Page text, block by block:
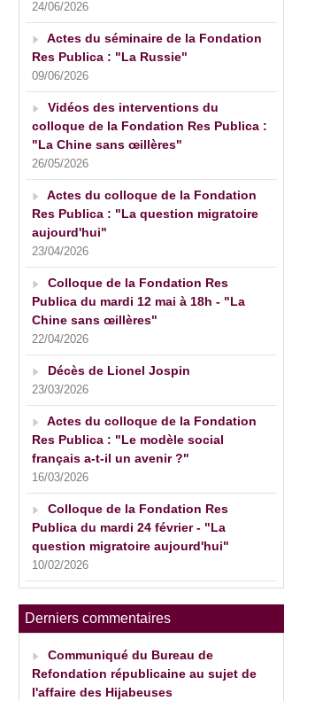
24/06/2026
Actes du séminaire de la Fondation
Res Publica : "La Russie"
09/06/2026
Vidéos des interventions du
colloque de la Fondation Res Publica :
"La Chine sans œillères"
26/05/2026
Actes du colloque de la Fondation
Res Publica : "La question migratoire
aujourd'hui"
23/04/2026
Colloque de la Fondation Res
Publica du mardi 12 mai à 18h - "La
Chine sans œillères"
22/04/2026
Décès de Lionel Jospin
23/03/2026
Actes du colloque de la Fondation
Res Publica : "Le modèle social
français a-t-il un avenir ?"
16/03/2026
Colloque de la Fondation Res
Publica du mardi 24 février - "La
question migratoire aujourd'hui"
10/02/2026
Derniers commentaires
Communiqué du Bureau de
Refondation républicaine au sujet de
l'affaire des Hijabeuses